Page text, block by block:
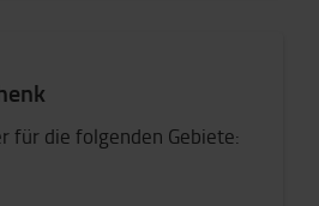
für die folgenden Gebiete: